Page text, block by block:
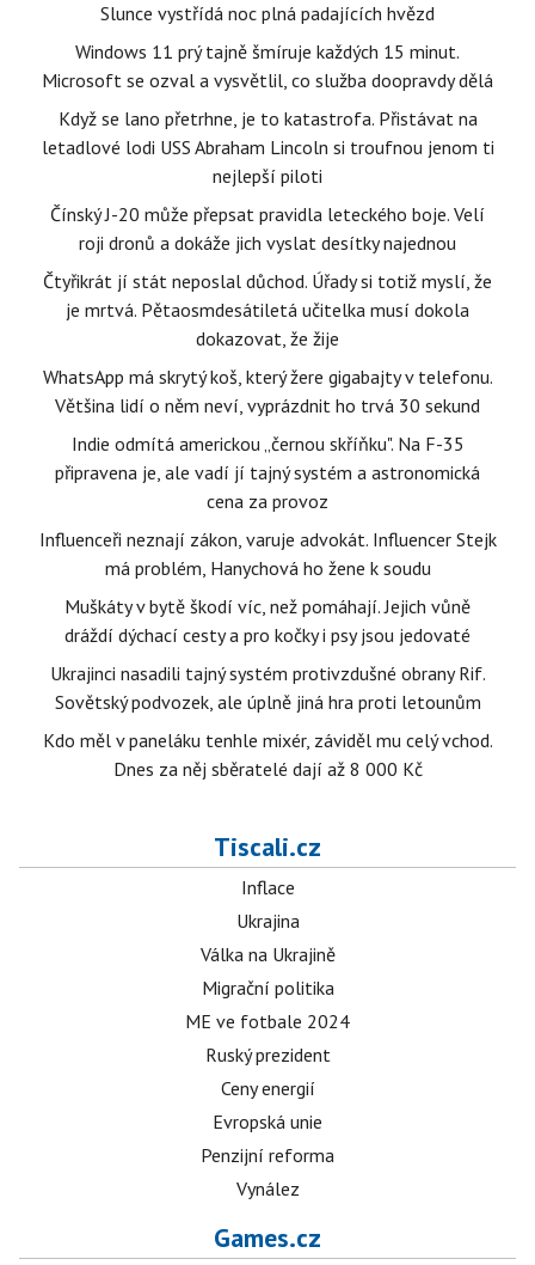
Slunce vystřídá noc plná padajících hvězd
Windows 11 prý tajně šmíruje každých 15 minut.
Microsoft se ozval a vysvětlil, co služba doopravdy dělá
Když se lano přetrhne, je to katastrofa. Přistávat na
letadlové lodi USS Abraham Lincoln si troufnou jenom ti
nejlepší piloti
Čínský J-20 může přepsat pravidla leteckého boje. Velí
roji dronů a dokáže jich vyslat desítky najednou
Čtyřikrát jí stát neposlal důchod. Úřady si totiž myslí, že
je mrtvá. Pětaosmdesátiletá učitelka musí dokola
dokazovat, že žije
WhatsApp má skrytý koš, který žere gigabajty v telefonu.
Většina lidí o něm neví, vyprázdnit ho trvá 30 sekund
Indie odmítá americkou „černou skříňku". Na F-35
připravena je, ale vadí jí tajný systém a astronomická
cena za provoz
Influenceři neznají zákon, varuje advokát. Influencer Stejk
má problém, Hanychová ho žene k soudu
Muškáty v bytě škodí víc, než pomáhají. Jejich vůně
dráždí dýchací cesty a pro kočky i psy jsou jedovaté
Ukrajinci nasadili tajný systém protivzdušné obrany Rif.
Sovětský podvozek, ale úplně jiná hra proti letounům
Kdo měl v paneláku tenhle mixér, záviděl mu celý vchod.
Dnes za něj sběratelé dají až 8 000 Kč
Tiscali.cz
Inflace
Ukrajina
Válka na Ukrajině
Migrační politika
ME ve fotbale 2024
Ruský prezident
Ceny energií
Evropská unie
Penzijní reforma
Vynález
Games.cz